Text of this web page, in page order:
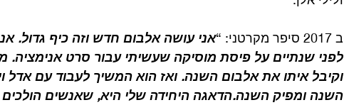
ב 2017 סיפר מקרטני: “
אני עושה אלבום חדש וזה כיף גדול.
לפני שנתיים על פיסת מוסיקה שעשיתי עבור סרט
וקיבל איתו את אלבום השנה. ואז הוא המשיך לעבוד עם אדל
השנה ומפיק השנה.הדאגה היחידה שלי היא, שאנשים הולכים